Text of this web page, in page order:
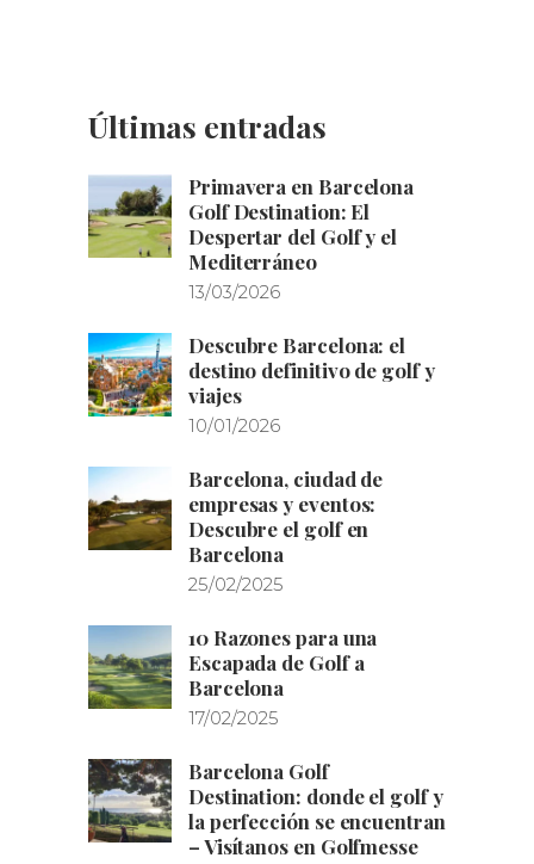
Últimas entradas
Primavera en Barcelona
Golf Destination: El
Despertar del Golf y el
Mediterráneo
13/03/2026
Descubre Barcelona: el
destino definitivo de golf y
viajes
10/01/2026
Barcelona, ciudad de
empresas y eventos:
Descubre el golf en
Barcelona
25/02/2025
10 Razones para una
Escapada de Golf a
Barcelona
17/02/2025
Barcelona Golf
Destination: donde el golf y
la perfección se encuentran
– Visítanos en Golfmesse